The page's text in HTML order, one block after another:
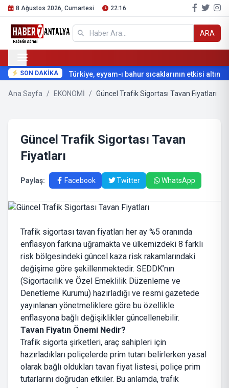
8 Ağustos 2026, Cumartesi 22:16
ARA
SON DAKİKA Türkiye, eyyam-ı bahur sıcaklarının etkisi altına
Ana Sayfa / EKONOMİ / Güncel Trafik Sigortası Tavan Fiyatları
Güncel Trafik Sigortası Tavan
Fiyatları
Paylaş: Facebook Twitter WhatsApp
Trafik sigortası tavan fiyatları her ay %5 oranında
enflasyon farkına uğramakta ve ülkemizdeki 8 farklı
risk bölgesindeki güncel kaza risk rakamlarındaki
değişime göre şekillenmektedir. SEDDK’nın
(Sigortacılık ve Özel Emeklilik Düzenleme ve
Denetleme Kurumu) hazırladığı ve resmi gazetede
yayınlanan yönetmeliklere göre bu özellikle
enflasyona bağlı değişiklikler güncellenebilir.
Tavan Fiyatın Önemi Nedir?
Trafik sigorta şirketleri, araç sahipleri için
hazırladıkları poliçelerde prim tutarı belirlerken yasal
olarak bağlı oldukları tavan fiyat listesi, poliçe prim
tutarlarını doğrudan etkiler. Bu anlamda, trafik